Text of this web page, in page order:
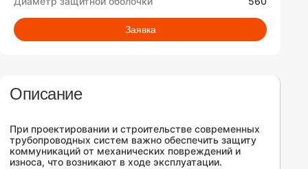
Заявка
Описание
При проектировании и строительстве современных
трубопроводных систем важно обеспечить защиту
коммуникаций от механических повреждений и
износа, что возникают в ходе эксплуатации.